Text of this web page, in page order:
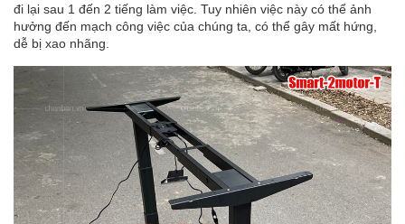
đi lại sau 1 đến 2 tiếng làm việc. Tuy nhiên việc này có thể ảnh
hưởng đến mạch công việc của chúng ta, có thể gây mất hứng,
dễ bị xao nhãng.